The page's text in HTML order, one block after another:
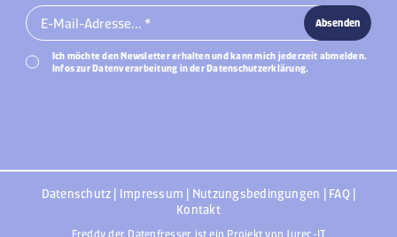
Absenden
Ich möchte den Newsletter erhalten und kann mich jederzeit abmelden.
Infos zur Datenverarbeitung in der Datenschutzerklärung.
Datenschutz | Impressum | Nutzungsbedingungen | FAQ |
Kontakt
Freddy der Datenfresser ist ein Projekt von Jurec-IT